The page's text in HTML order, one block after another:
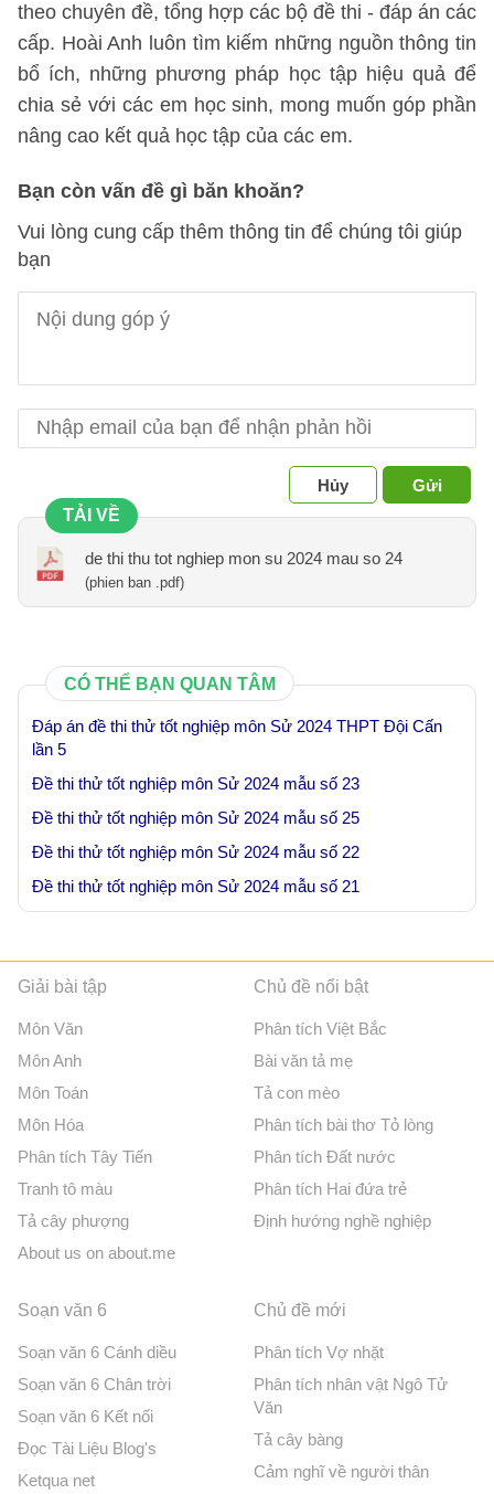
theo chuyên đề, tổng hợp các bộ đề thi - đáp án các
cấp. Hoài Anh luôn tìm kiếm những nguồn thông tin
bổ ích, những phương pháp học tập hiệu quả để
chia sẻ với các em học sinh, mong muốn góp phần
nâng cao kết quả học tập của các em.
Bạn còn vấn đề gì băn khoăn?
Vui lòng cung cấp thêm thông tin để chúng tôi giúp
bạn
Hủy
Gửi
TẢI VỀ
de thi thu tot nghiep mon su 2024 mau so 24
(phien ban .pdf)
CÓ THỂ BẠN QUAN TÂM
Đáp án đề thi thử tốt nghiệp môn Sử 2024 THPT Đội Cấn
lần 5
Đề thi thử tốt nghiệp môn Sử 2024 mẫu số 23
Đề thi thử tốt nghiệp môn Sử 2024 mẫu số 25
Đề thi thử tốt nghiệp môn Sử 2024 mẫu số 22
Đề thi thử tốt nghiệp môn Sử 2024 mẫu số 21
Giải bài tập
Môn Văn
Môn Anh
Môn Toán
Môn Hóa
Phân tích Tây Tiến
Tranh tô màu
Tả cây phượng
About us on about.me
Chủ đề nổi bật
Phân tích Việt Bắc
Bài văn tả mẹ
Tả con mèo
Phân tích bài thơ Tỏ lòng
Phân tích Đất nước
Phân tích Hai đứa trẻ
Định hướng nghề nghiệp
Soạn văn 6
Soạn văn 6 Cánh diều
Soạn văn 6 Chân trời
Soạn văn 6 Kết nối
Đọc Tài Liệu Blog's
Ketqua net
Chủ đề mới
Phân tích Vợ nhặt
Phân tích nhân vật Ngô Tử
Văn
Tả cây bàng
Cảm nghĩ về người thân